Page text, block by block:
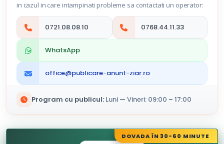
in cazul in care intampinati probleme sa contactati un operator:
0721.08.08.10 0768.44.11.33
WhatsApp
office@publicare-anunt-ziar.ro
Program cu publicul: Luni — Vineri: 09:00 – 17:00
DOVADA ÎN 30-60 MINUTE